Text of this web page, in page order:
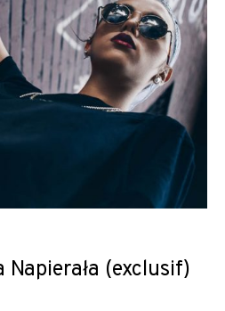
Napierała (exclusif)